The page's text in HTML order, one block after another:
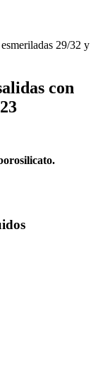
con